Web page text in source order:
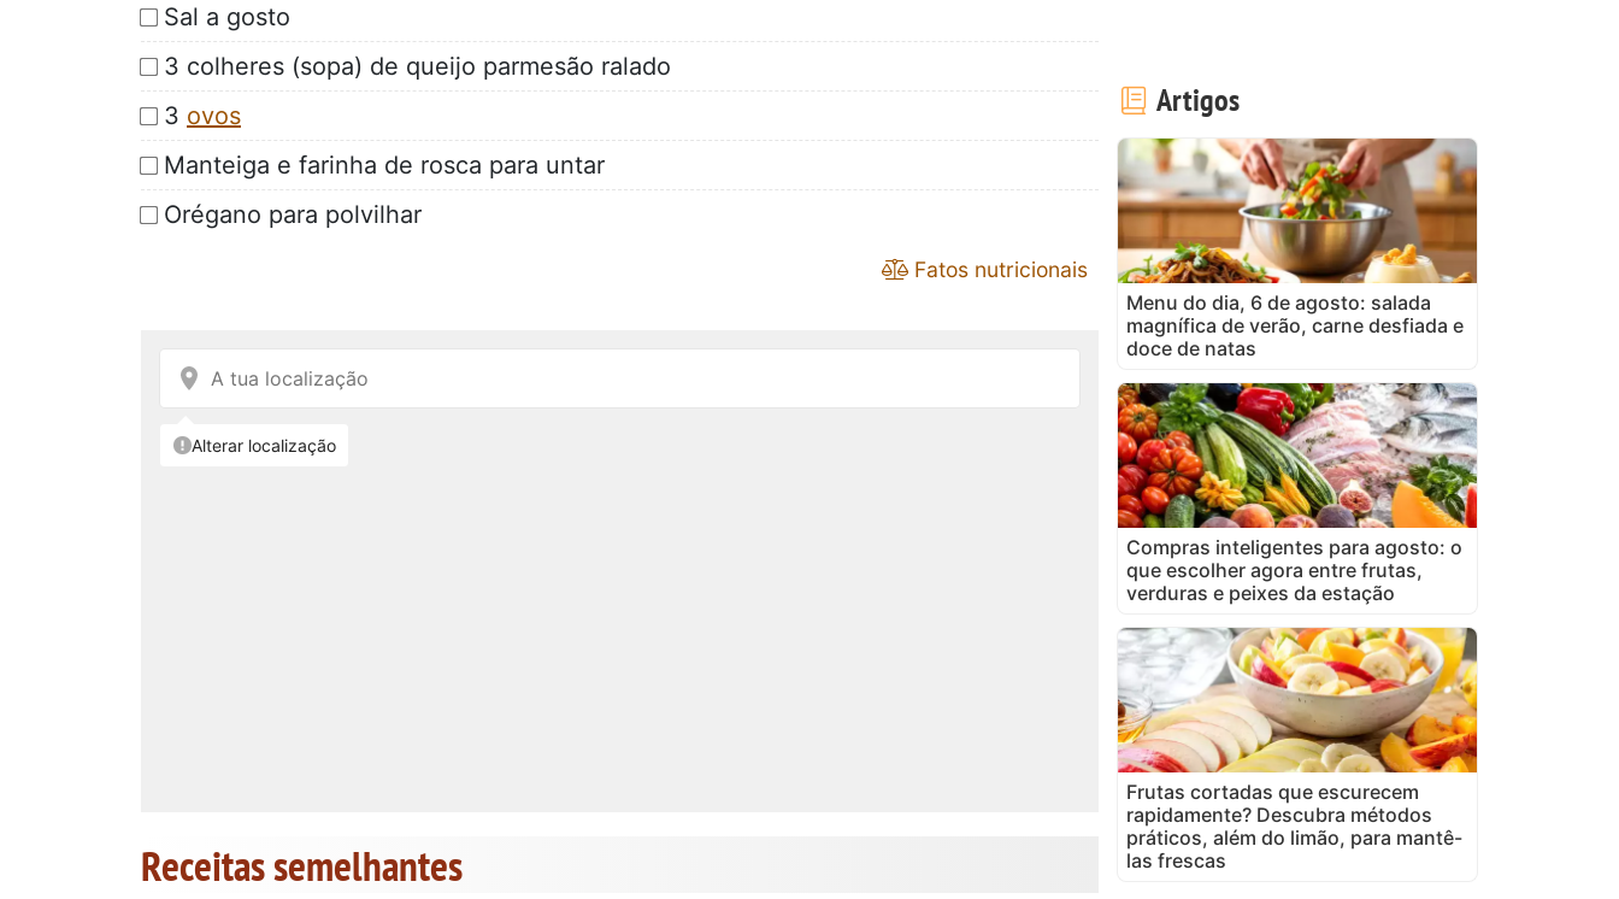
Sal a gosto
3 colheres (sopa) de queijo parmesão ralado
3 ovos
Manteiga e farinha de rosca para untar
Orégano para polvilhar
Fatos nutricionais
Receitas semelhantes
Artigos
Menu do dia, 6 de agosto: salada
magnífica de verão, carne desfiada e
doce de natas
Compras inteligentes para agosto: o
que escolher agora entre frutas,
verduras e peixes da estação
Frutas cortadas que escurecem
rapidamente? Descubra métodos
práticos, além do limão, para mantê-
las frescas